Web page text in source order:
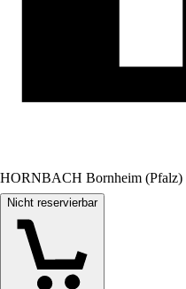
HORNBACH Bornheim (Pfalz)
Nicht reservierbar